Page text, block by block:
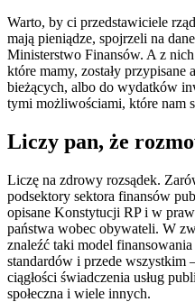
Warto, by ci przedstawiciele
mają pieniądze, spojrzeli na
Ministerstwo Finansów. A z
które mamy, zostały
bieżących, albo do wydatków
tymi możliwościami, które nam
Liczy pan, że
Liczę na zdrowy rozsądek.
podsektory sektora finansów
opisane Konstytucji RP i w
państwa wobec obywateli. W
znaleźć taki model
standardów i przede wszystkim
ciągłości świadczenia usług
społeczna i wiele innych.